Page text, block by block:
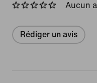
Aucun
Rédiger un avis